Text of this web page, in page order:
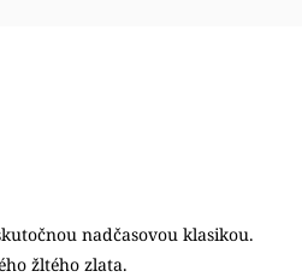
nadčasovou klasikou.
žltého zlata.